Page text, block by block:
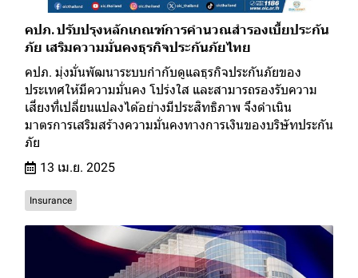
คปภ. ปรับปรุงหลักเกณฑ์การคำนวณสำรองเบี้ยประกัน
ภัย เสริมความมั่นคงธุรกิจประกันภัยไทย
คปภ. มุ่งมั่นพัฒนาระบบกำกับดูแลธุรกิจประกันภัยของ
ประเทศให้มีความมั่นคง โปร่งใส และสามารถรองรับความ
เสี่ยงที่เปลี่ยนแปลงได้อย่างมีประสิทธิภาพ จึงดำเนิน
มาตรการเสริมสร้างความมั่นคงทางการเงินของบริษัทประกัน
ภัย
13 เม.ย. 2025
Insurance